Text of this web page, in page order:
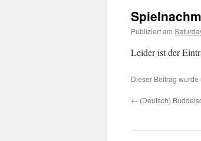
Publiziert am
Leider ist der
Dieser Beitrag wurde
← (Deutsch)